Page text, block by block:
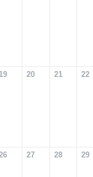
19 20 21 22
27 28 29